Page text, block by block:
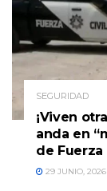
SEGURIDAD
¡Viven
anda en
de Fuerza
29 JUNIO, 2026